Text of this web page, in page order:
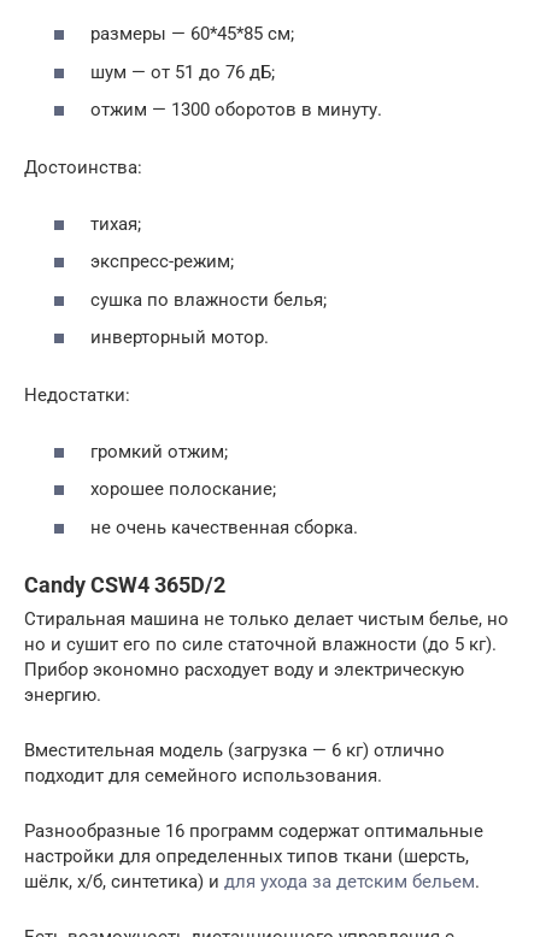
размеры — 60*45*85 см;
шум — от 51 до 76 дБ;
отжим — 1300 оборотов в минуту.
Достоинства:
тихая;
экспресс-режим;
сушка по влажности белья;
инверторный мотор.
Недостатки:
громкий отжим;
хорошее полоскание;
не очень качественная сборка.
Candy CSW4 365D/2
Стиральная машина не только делает чистым белье, но
но и сушит его по силе статочной влажности (до 5 кг).
Прибор экономно расходует воду и электрическую
энергию.
Вместительная модель (загрузка — 6 кг) отлично
подходит для семейного использования.
Разнообразные 16 программ содержат оптимальные
настройки для определенных типов ткани (шерсть,
шёлк, х/б, синтетика) и для ухода за детским бельем.